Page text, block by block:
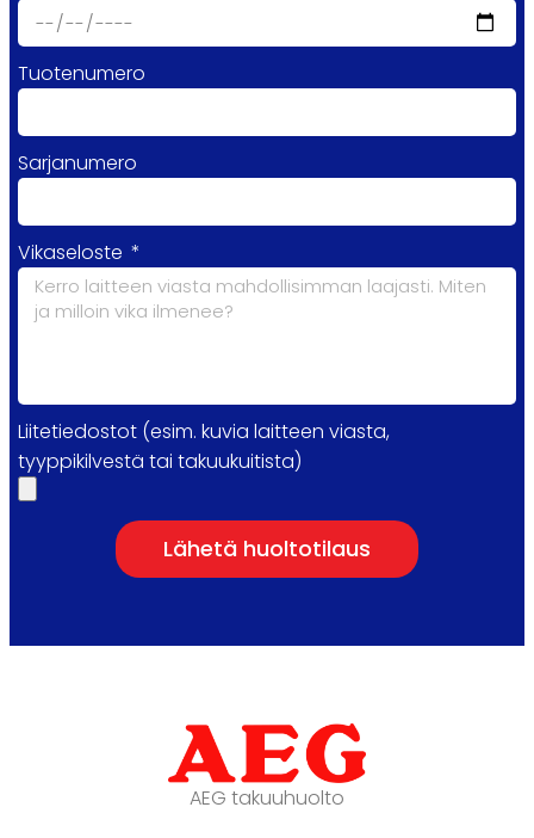
Tuotenumero
Sarjanumero
Vikaseloste
Liitetiedostot (esim. kuvia laitteen viasta,
tyyppikilvestä tai takuukuitista)
Lähetä huoltotilaus
AEG takuuhuolto